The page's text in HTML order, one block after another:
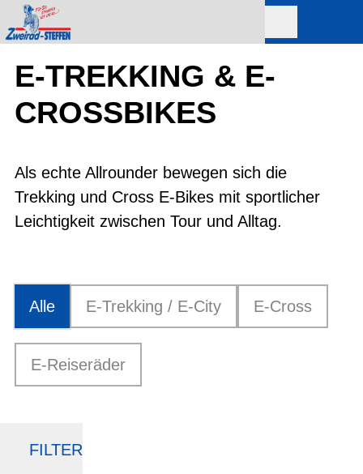
E-TREKKING & E-
CROSSBIKES
Als echte Allrounder bewegen sich die
Trekking und Cross E-Bikes mit sportlicher
Leichtigkeit zwischen Tour und Alltag.
Alle E-Trekking / E-City E-Cross
E-Reiseräder
FILTER